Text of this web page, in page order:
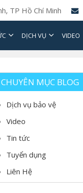
TP Hồ Chí Minh
DỊCH VỤ VIDEO
CHUYÊN MỤC BLOG
Dịch vụ bảo vệ
Video
Tin tức
Tuyển dụng
Liên Hệ